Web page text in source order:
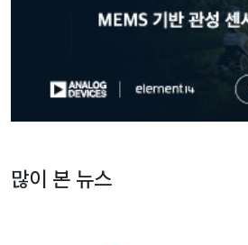
많이 본 뉴스